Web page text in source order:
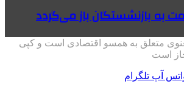
متعلق به همسو اقتصادی است و کپی
است
آپ تلگرام